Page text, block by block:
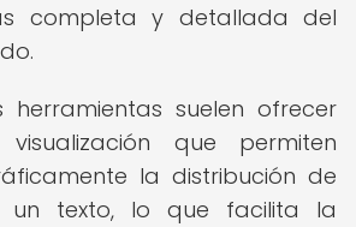
completa y detallada del
herramientas suelen ofrecer
que permiten
la distribución de
un texto, lo que facilita la